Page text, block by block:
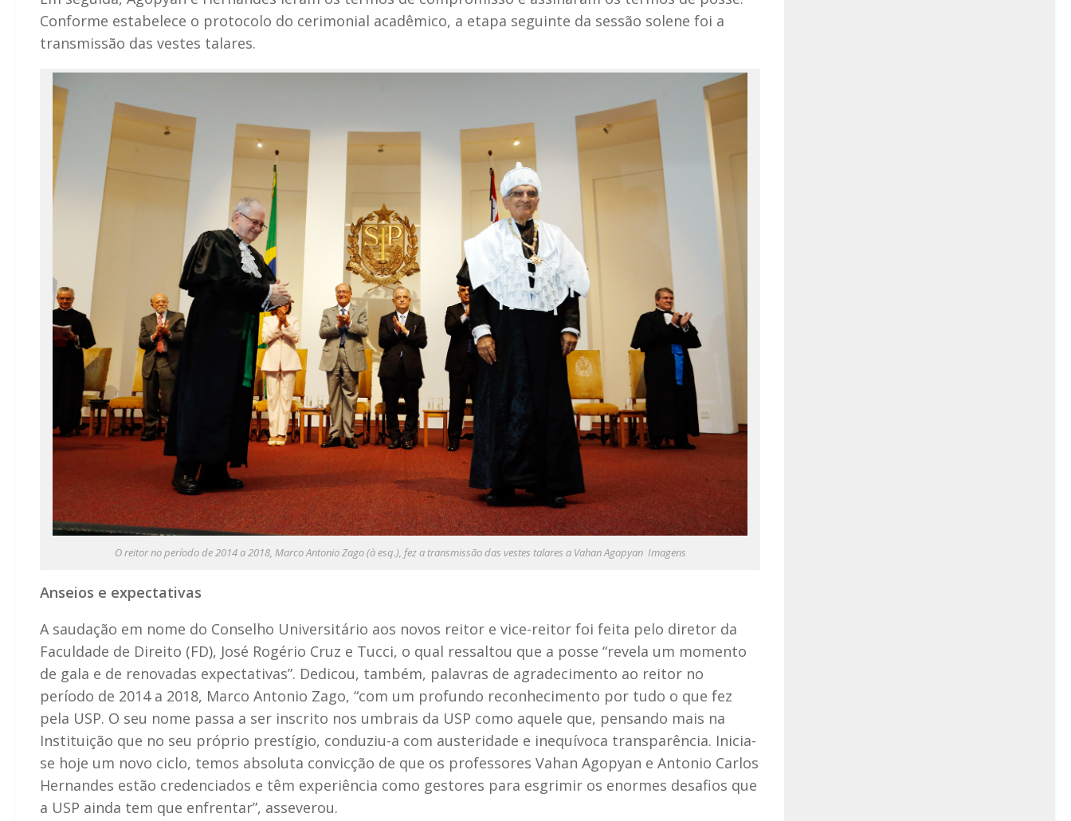
Conforme estabelece o protocolo do cerimonial acadêmico, a etapa seguinte da sessão solene foi a
transmissão das vestes talares.
O reitor no período de 2014 a 2018, Marco Antonio Zago (à esq.), fez a transmissão das vestes talares a Vahan Agopyan Imagens
Anseios e expectativas
A saudação em nome do Conselho Universitário aos novos reitor e vice-reitor foi feita pelo diretor da
Faculdade de Direito (FD), José Rogério Cruz e Tucci, o qual ressaltou que a posse “revela um momento
de gala e de renovadas expectativas”. Dedicou, também, palavras de agradecimento ao reitor no
período de 2014 a 2018, Marco Antonio Zago, “com um profundo reconhecimento por tudo o que fez
pela USP. O seu nome passa a ser inscrito nos umbrais da USP como aquele que, pensando mais na
Instituição que no seu próprio prestígio, conduziu-a com austeridade e inequívoca transparência. Inicia-
se hoje um novo ciclo, temos absoluta convicção de que os professores Vahan Agopyan e Antonio Carlos
Hernandes estão credenciados e têm experiência como gestores para esgrimir os enormes desafios que
a USP ainda tem que enfrentar”, asseverou.